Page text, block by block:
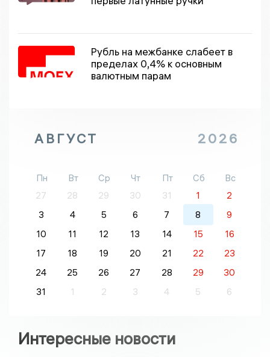
Рубль на межбанке слабеет в
пределах 0,4% к основным
валютным парам
АВГУСТ 2026
Пн Вт Ср Чт Пт Сб
Вс
27
28 29 30 31 1
2
3
4 5 6 7 8
9
10
11 12 13 14 15
16
17
18 19 20 21 22
23
24
25 26 27 28 29
30
31
1 2 3 4 5 6
Интересные новости